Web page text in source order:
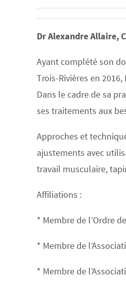
Dr Alexandre Allaire,
Ayant complété son
Trois-Rivières en
Dans le cadre de sa
ses traitements aux
Approches et
ajustements avec
travail musculaire,
Affiliations :
* Membre de l’Ordre
* Membre de
* Membre de